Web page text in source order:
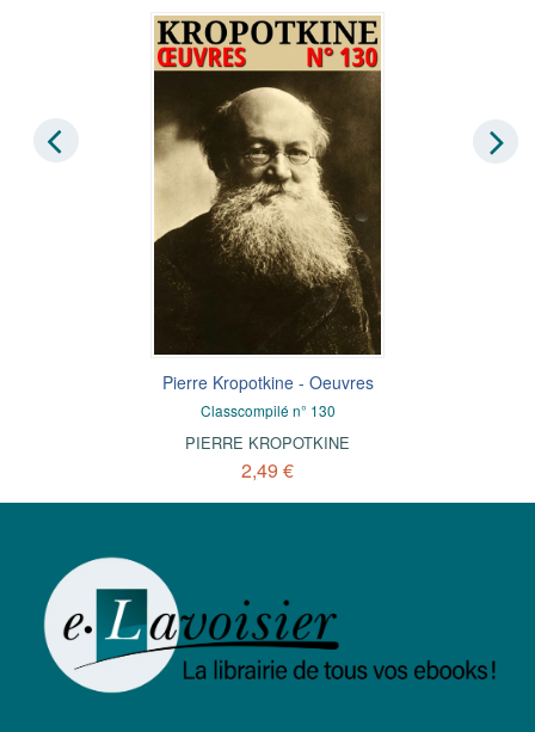
Pierre Kropotkine - Oeuvres
Classcompilé n° 130
PIERRE KROPOTKINE
2,49 €